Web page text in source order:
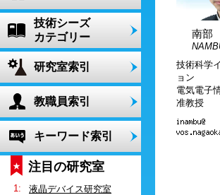
技術シーズ
カテゴリー
研究室索引
教職員索引
キーワード索引
注目の研究室
液晶デバイス研究室
南部
技術科学
ョン
電気電子
准教授